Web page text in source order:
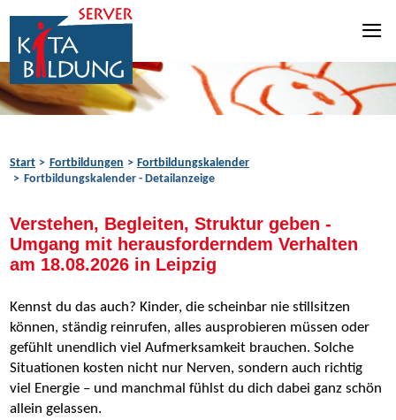
Zum Inhalt springen
Zur Navigation springen
Zum Fußbereich springen
Start Fortbildungen
Fortbildungskalender
Fortbildungskalender - Detailanzeige
Verstehen, Begleiten, Struktur geben -
Umgang mit herausforderndem Verhalten
am 18.08.2026 in Leipzig
Kennst du das auch? Kinder, die scheinbar nie stillsitzen
können, ständig reinrufen, alles ausprobieren müssen oder
gefühlt unendlich viel Aufmerksamkeit brauchen. Solche
Situationen kosten nicht nur Nerven, sondern auch richtig
viel Energie – und manchmal fühlst du dich dabei ganz schön
allein gelassen.